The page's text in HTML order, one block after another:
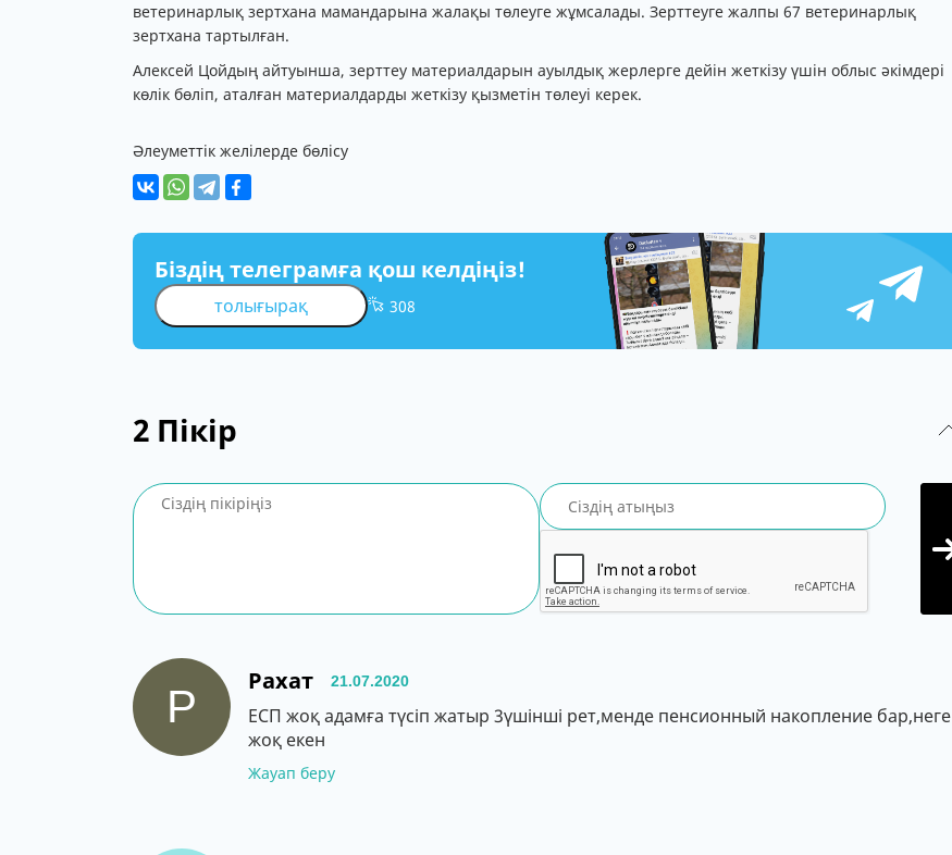
ветеринарлық зертхана мамандарына жалақы төлеуге жұмсалады. Зерттеуге жалпы 67 ветеринарлық
зертхана тартылған.
Алексей Цойдың айтуынша, зерттеу материалдарын ауылдық жерлерге дейін жеткізу үшін облыс әкімдері
көлік бөліп, аталған материалдарды жеткізу қызметін төлеуі керек.
Әлеуметтік желілерде бөлісу
Біздің телеграмға қош келдіңіз!
толығырақ 308
2 Пікір
Р
Рахат 21.07.2020
ЕСП жоқ адамға түсіп жатыр 3үшінші рет,менде пенсионный накопление бар,неге
жоқ екен
Жауап беру